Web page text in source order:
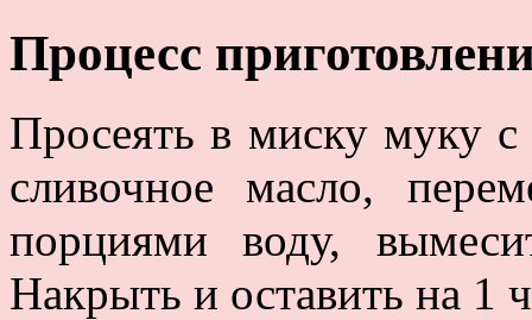
Процесс
Просеять в миску муку
сливочное масло,
порциями воду,
Накрыть и оставить на 1